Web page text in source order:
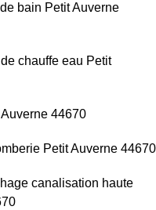
bain Petit Auverne
chauffe eau Petit
44670
Petit Auverne 44670
canalisation haute